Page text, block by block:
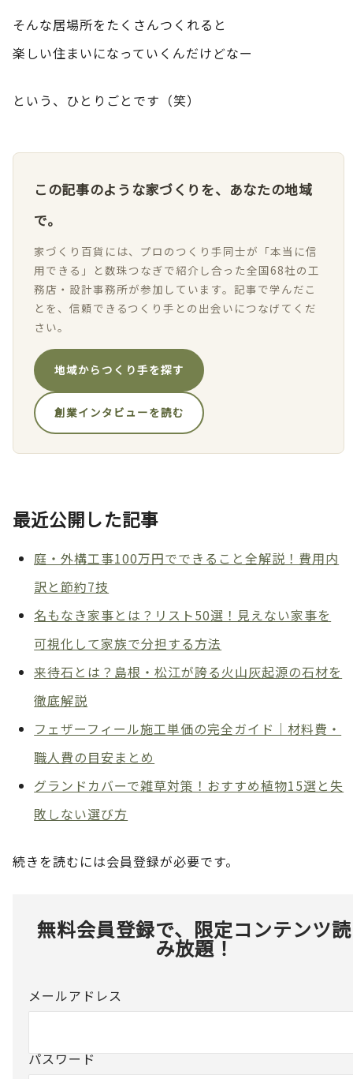
そんな居場所をたくさんつくれると
楽しい住まいになっていくんだけどなー
という、ひとりごとです（笑）
この記事のような家づくりを、あなたの地域
で。
家づくり百貨には、プロのつくり手同士が「本当に信
用できる」と数珠つなぎで紹介し合った全国68社の工
務店・設計事務所が参加しています。記事で学んだこ
とを、信頼できるつくり手との出会いにつなげてくだ
さい。
地域からつくり手を探す
創業インタビューを読む
最近公開した記事
庭・外構工事100万円でできること全解説！費用内
訳と節約7技
名もなき家事とは？リスト50選！見えない家事を
可視化して家族で分担する方法
来待石とは？島根・松江が誇る火山灰起源の石材を
徹底解説
フェザーフィール施工単価の完全ガイド｜材料費・
職人費の目安まとめ
グランドカバーで雑草対策！おすすめ植物15選と失
敗しない選び方
続きを読むには会員登録が必要です。
無料会員登録で、限定コンテンツ読
み放題！
メールアドレス
パスワード